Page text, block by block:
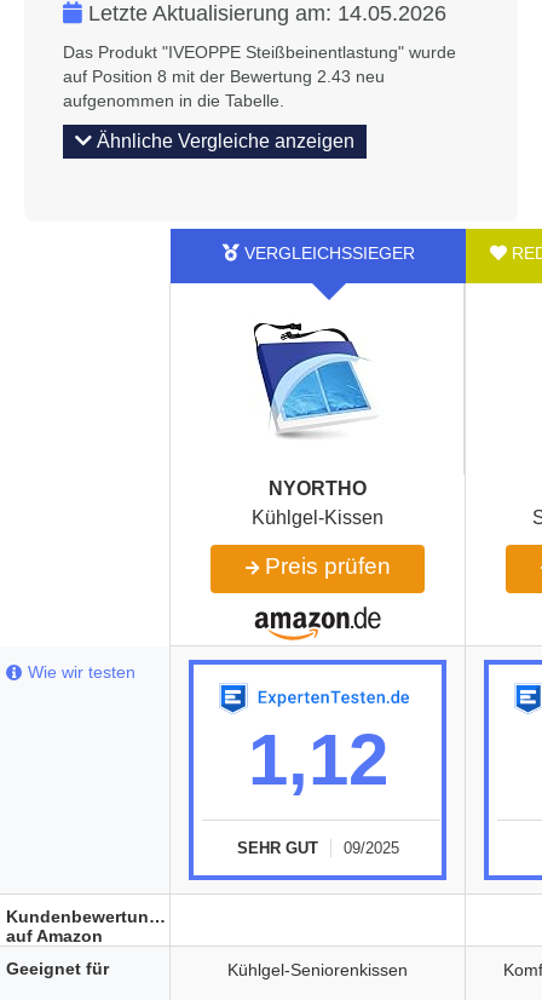
Letzte Aktualisierung am: 14.05.2026
Das Produkt "IVEOPPE Steißbeinentlastung" wurde
auf Position 8 mit der Bewertung 2.43 neu
aufgenommen in die Tabelle.
Ähnliche Vergleiche anzeigen
NYORTHO
Kühlgel-Kissen
Preis prüfen
1,12
SEHR GUT 09/2025
Kühlgel-Seniorenkissen
Wie wir testen
Kundenbewertungen
auf Amazon
Geeignet für